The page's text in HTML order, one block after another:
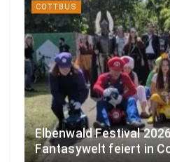
COTTBUS
Elbenwald Festival
Fantasywelt feiert in